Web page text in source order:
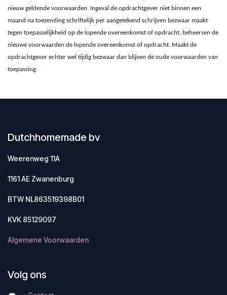
nieuw geldende voorwaarden. Ingeval de opdrachtgever niet binnen een
maand na toezending schriftelijk per aangetekend schrijven bezwaar maakt
tegen toepasselijkheid op de lopende overeenkomst of opdracht, beheersen de
nieuwe voorwaarden de lopende overeenkomst of opdracht. Maakt de
opdrachtgever echter wel tijdig bezwaar dan blijven de oude voorwaarden van
toepassing.
Dutchhomemade bv
Weerenweg 11A
1161 AE Zwanenburg
BTW NL863519398B01
KVK 85129097
Algemene Voorwaarden
Volg ons